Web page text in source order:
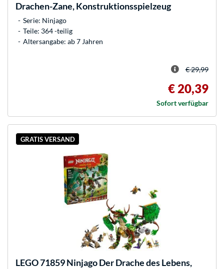
Drachen-Zane, Konstruktionsspielzeug
Serie: Ninjago
Teile: 364 -teilig
Altersangabe: ab 7 Jahren
€ 29,99
€ 20,39
Sofort verfügbar
GRATIS VERSAND
LEGO71859 Ninjago Der Drache des Lebens,